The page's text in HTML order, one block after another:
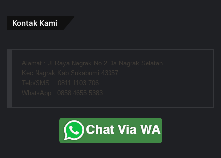
Kontak Kami
Alamat : Jl.Raya Nagrak No.2 Ds.Nagrak Selatan
Kec.Nagrak Kab.Sukabumi 43357
Telp/SMS  : 0811 1103 706
WhatsApp : 0858 4655 5383